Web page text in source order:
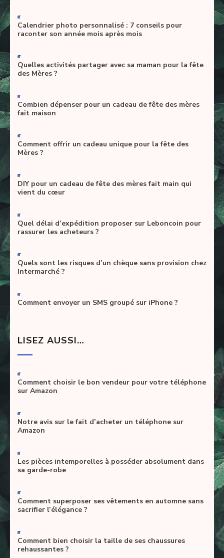
-
Calendrier photo personnalisé : 7 conseils pour
raconter son année mois après mois
-
Quelles activités partager avec sa maman pour la fête
des Mères ?
-
Combien dépenser pour un cadeau de fête des mères
fait maison
-
Comment offrir un cadeau unique pour la fête des
Mères ?
-
DIY pour un cadeau de fête des mères fait main qui
vient du cœur
-
Quel délai d’expédition proposer sur Leboncoin pour
rassurer les acheteurs ?
-
Quels sont les risques d’un chèque sans provision chez
Intermarché ?
-
Comment envoyer un SMS groupé sur iPhone ?
LISEZ AUSSI…
-
Comment choisir le bon vendeur pour votre téléphone
sur Amazon
-
Notre avis sur le fait d’acheter un téléphone sur
Amazon
-
Les pièces intemporelles à posséder absolument dans
sa garde-robe
-
Comment superposer ses vêtements en automne sans
sacrifier l’élégance ?
-
Comment bien choisir la taille de ses chaussures
rehaussantes ?